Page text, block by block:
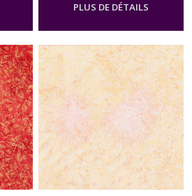
PLUS DE DÉTAILS